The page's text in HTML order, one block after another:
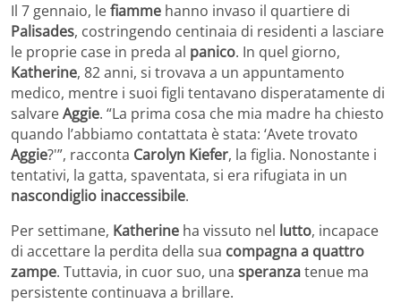
Il 7 gennaio, lefiamme hanno invaso il quartiere di
Palisades, costringendo centinaia di residenti a lasciare
le proprie case in preda al panico. In quel giorno,
Katherine, 82 anni, si trovava a un appuntamento
medico, mentre i suoi figli tentavano disperatamente di
salvareAggie. “La prima cosa che mia madre ha chiesto
quando l’abbiamo contattata è stata: ‘Avete trovato
Aggie?'”, racconta Carolyn Kiefer, la figlia. Nonostante i
tentativi, la gatta, spaventata, si era rifugiata in un
nascondiglio inaccessibile.
Per settimane, Katherine ha vissuto nel lutto, incapace
di accettare la perdita della sua compagna a quattro
zampe. Tuttavia, in cuor suo, una speranzatenue ma
persistente continuava a brillare.